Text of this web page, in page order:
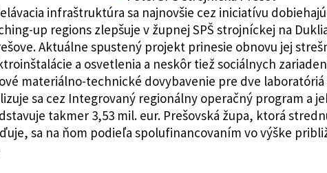
infraštruktúra sa najnovšie cez iniciatívu
up regions zlepšuje v župnej SPŠ strojníckej na
Aktuálne spustený projekt prinesie obnovu jej
a osvetlenia a neskôr tiež sociálnych
materiálno-technické dovybavenie pre dve laboratóriá
sa cez Integrovaný regionálny operačný program a
takmer 3,53 mil. eur. Prešovská župa, ktorá
sa na ňom podieľa spolufinancovaním vo výške